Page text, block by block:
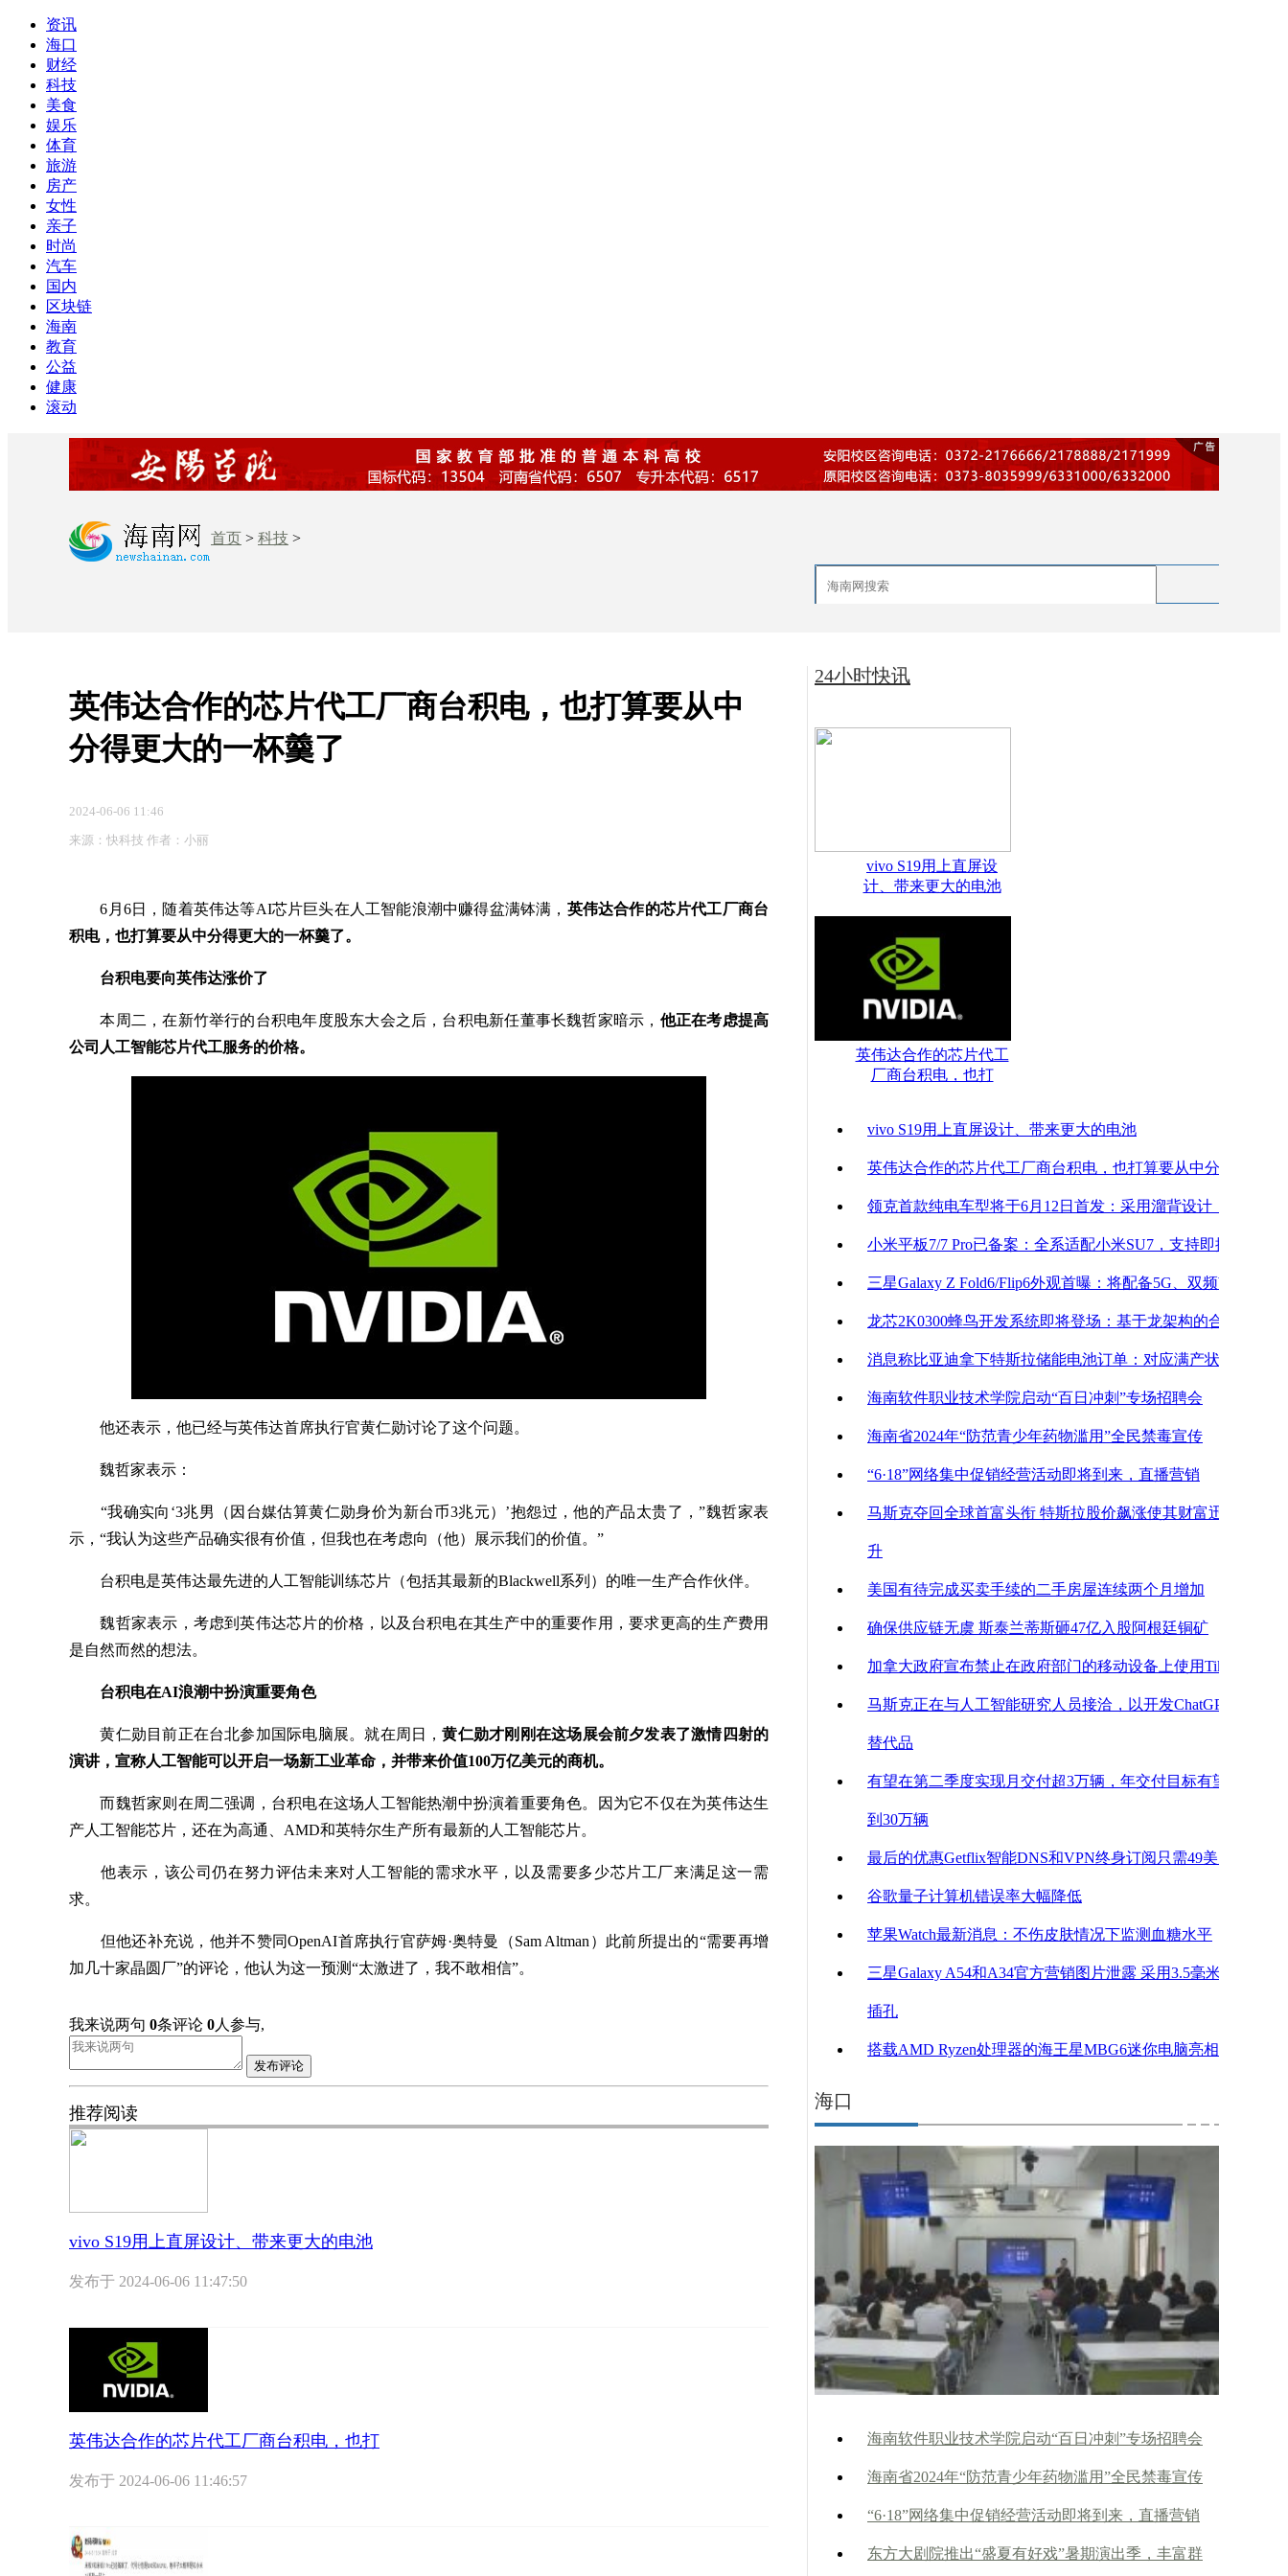
资讯
海口
财经
科技
美食
娱乐
体育
旅游
房产
女性
亲子
时尚
汽车
国内
区块链
海南
教育
公益
健康
滚动
首页 > 科技 >
英伟达合作的芯片代工厂商台积电，也打算要从中
分得更大的一杯羹了
2024-06-06 11:46
来源：快科技 作者：小丽
6月6日，随着英伟达等AI芯片巨头在人工智能浪潮中赚得盆满钵满， 英伟达合作的芯片代工厂商台
积电，也打算要从中分得更大的一杯羹了。
台积电要向英伟达涨价了
本周二，在新竹举行的台积电年度股东大会之后，台积电新任董事长魏哲家暗示， 他正在考虑提高
公司人工智能芯片代工服务的价格。
他还表示，他已经与英伟达首席执行官黄仁勋讨论了这个问题。
魏哲家表示：
“我确实向‘3兆男（因台媒估算黄仁勋身价为新台币3兆元）’抱怨过，他的产品太贵了，”魏哲家表
示，“我认为这些产品确实很有价值，但我也在考虑向（他）展示我们的价值。”
台积电是英伟达最先进的人工智能训练芯片（包括其最新的Blackwell系列）的唯一生产合作伙伴。
魏哲家表示，考虑到英伟达芯片的价格，以及台积电在其生产中的重要作用，要求更高的生产费用
是自然而然的想法。
台积电在AI浪潮中扮演重要角色
黄仁勋目前正在台北参加国际电脑展。就在周日，黄仁勋才刚刚在这场展会前夕发表了激情四射的
演讲，宣称人工智能可以开启一场新工业革命，并带来价值100万亿美元的商机。
而魏哲家则在周二强调，台积电在这场人工智能热潮中扮演着重要角色。因为它不仅在为英伟达生
产人工智能芯片，还在为高通、AMD和英特尔生产所有最新的人工智能芯片。
他表示，该公司仍在努力评估未来对人工智能的需求水平，以及需要多少芯片工厂来满足这一需
求。
但他还补充说，他并不赞同OpenAI首席执行官萨姆·奥特曼（Sam Altman）此前所提出的“需要再增
加几十家晶圆厂”的评论，他认为这一预测“太激进了，我不敢相信”。
我来说两句 0条评论 0人参与,
发布评论
推荐阅读
vivo S19用上直屏设计、带来更大的电池
发布于 2024-06-06 11:47:50
英伟达合作的芯片代工厂商台积电，也打
发布于 2024-06-06 11:46:57
24小时快讯
vivo S19用上直屏设
计、带来更大的电池
英伟达合作的芯片代工
厂商台积电，也打
vivo S19用上直屏设计、带来更大的电池
英伟达合作的芯片代工厂商台积电，也打算要从中分
领克首款纯电车型将于6月12日首发：采用溜背设计，
小米平板7/7 Pro已备案：全系适配小米SU7，支持即插
三星Galaxy Z Fold6/Flip6外观首曝：将配备5G、双频Wi-F
龙芯2K0300蜂鸟开发系统即将登场：基于龙架构的合作
消息称比亚迪拿下特斯拉储能电池订单：对应满产状
海南软件职业技术学院启动“百日冲刺”专场招聘会
海南省2024年“防范青少年药物滥用”全民禁毒宣传
“6·18”网络集中促销经营活动即将到来，直播营销
马斯克夺回全球首富头衔 特斯拉股价飙涨使其财富迅速回
升
美国有待完成买卖手续的二手房屋连续两个月增加
确保供应链无虞 斯泰兰蒂斯砸47亿入股阿根廷铜矿
加拿大政府宣布禁止在政府部门的移动设备上使用TikTok
马斯克正在与人工智能研究人员接洽，以开发ChatGPT的
替代品
有望在第二季度实现月交付超3万辆，年交付目标有望达
到30万辆
最后的优惠Getflix智能DNS和VPN终身订阅只需49美元
谷歌量子计算机错误率大幅降低
苹果Watch最新消息：不伤皮肤情况下监测血糖水平
三星Galaxy A54和A34官方营销图片泄露 采用3.5毫米耳机
插孔
搭载AMD Ryzen处理器的海王星MBG6迷你电脑亮相
海口
海南软件职业技术学院启动“百日冲刺”专场招聘会
海南省2024年“防范青少年药物滥用”全民禁毒宣传
“6·18”网络集中促销经营活动即将到来，直播营销
东方大剧院推出“盛夏有好戏”暑期演出季，丰富群